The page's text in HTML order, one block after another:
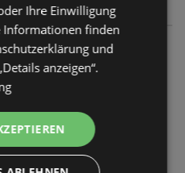
Mit fixierten Turn-
an den überschnittenen
Hinweis: Beim Kauf der
an Artikeln wird der
Artikel auf die
Artikel
Gina und Gina Benotti
diesem Hinweis. Nicht
mit anderen
T-Shirt
nur
nicht mehr gültig
am:
17.06.2026
KURZ!
Ihre Einwilligung
finden
und
anzeigen“.